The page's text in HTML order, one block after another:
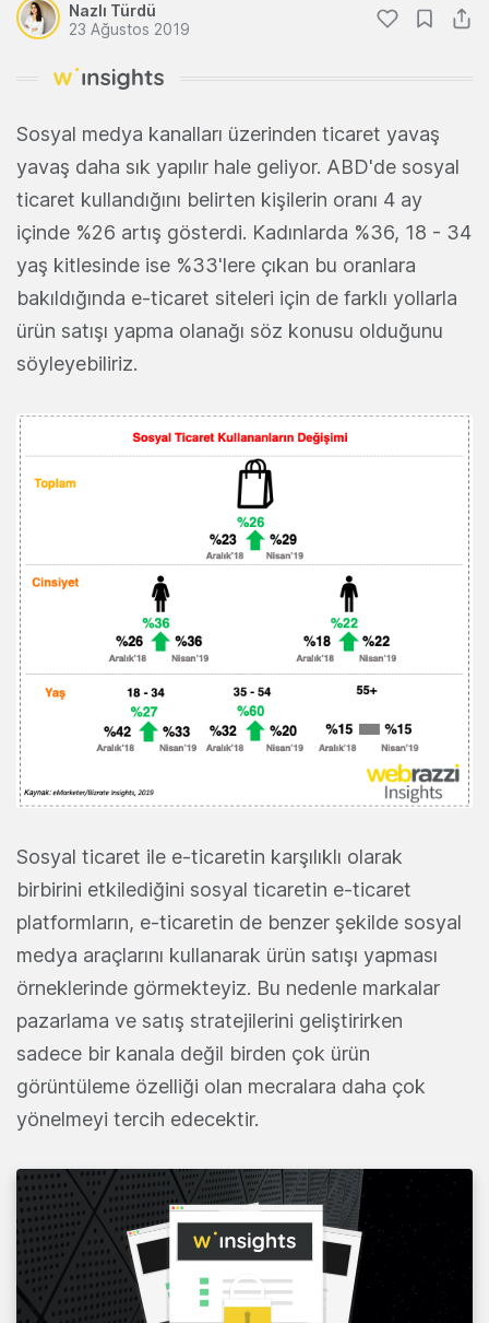
Nazlı Türdü
23 Ağustos 2019
Sosyal medya kanalları üzerinden ticaret yavaş
yavaş daha sık yapılır hale geliyor. ABD'de sosyal
ticaret kullandığını belirten kişilerin oranı 4 ay
içinde %26 artış gösterdi. Kadınlarda %36, 18 - 34
yaş kitlesinde ise %33'lere çıkan bu oranlara
bakıldığında e-ticaret siteleri için de farklı yollarla
ürün satışı yapma olanağı söz konusu olduğunu
söyleyebiliriz.
Sosyal ticaret ile e-ticaretin karşılıklı olarak
birbirini etkilediğini sosyal ticaretin e-ticaret
platformların, e-ticaretin de benzer şekilde sosyal
medya araçlarını kullanarak ürün satışı yapması
örneklerinde görmekteyiz. Bu nedenle markalar
pazarlama ve satış stratejilerini geliştirirken
sadece bir kanala değil birden çok ürün
görüntüleme özelliği olan mecralara daha çok
yönelmeyi tercih edecektir.